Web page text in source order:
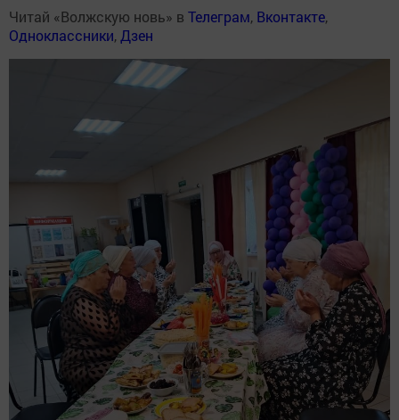
Читай «Волжскую новь» в Телеграм, Вконтакте,
Одноклассники, Дзен